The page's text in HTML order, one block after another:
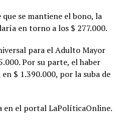
se mantiene el bono, la
en torno a los $ 277.000.
para el Adulto Mayor
Por su parte, el haber
$ 1.390.000, por la suba de
en el portal LaPolíticaOnline.